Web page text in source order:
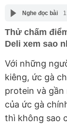
Nghe đọc bài
Thử chấm
Deli xem sao
Với những
kiêng, ức gà
protein và
của ức gà
thì không sao